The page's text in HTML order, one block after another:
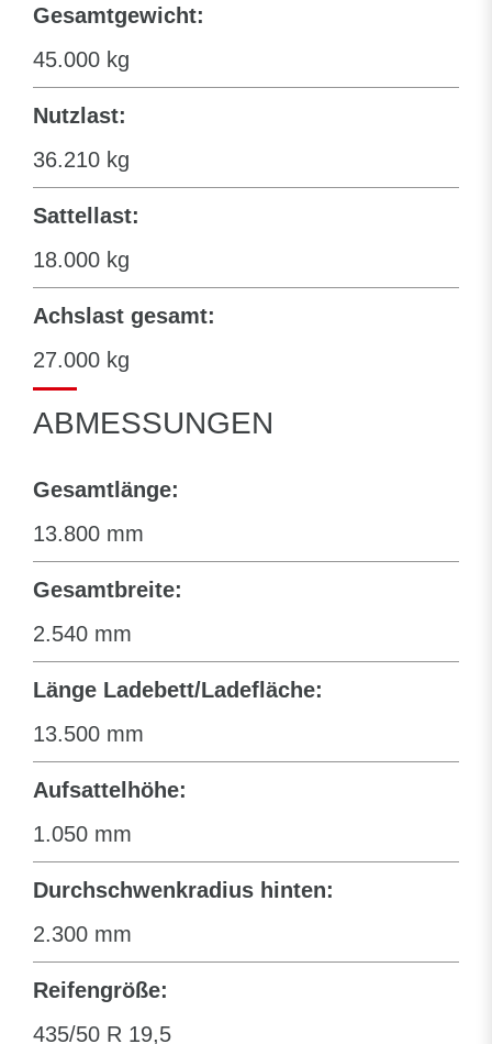
Gesamtgewicht:
45.000 kg
Nutzlast:
36.210 kg
Sattellast:
18.000 kg
Achslast gesamt:
27.000 kg
ABMESSUNGEN
Gesamtlänge:
13.800 mm
Gesamtbreite:
2.540 mm
Länge Ladebett/Ladefläche:
13.500 mm
Aufsattelhöhe:
1.050 mm
Durchschwenkradius hinten:
2.300 mm
Reifengröße:
435/50 R 19,5